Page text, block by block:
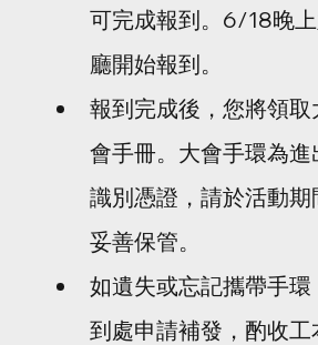
可完成報到。6/18晚
廳開始報到。
報到完成後，您將領
會手冊。大會手環為
識別憑證，請於活動
妥善保管。
如遺失或忘記攜帶手環
到處申請補發，酌收工